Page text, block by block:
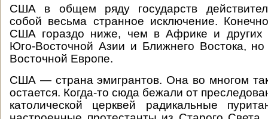
США в общем ряду государств
собой весьма странное исключение.
США гораздо ниже, чем в Африке и других
Юго-Восточной Азии и Ближнего Востока,
Восточной Европе.
США — страна эмигрантов. Она во многом
остается. Когда-то сюда бежали от
католической церквей радикальные